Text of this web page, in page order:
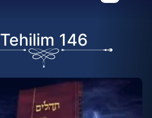
Tehilim 146